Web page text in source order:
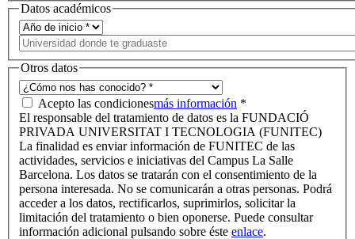
Datos académicos
Otros datos
Acepto las condicionesmás información *
El responsable del tratamiento de datos es la FUNDACIÓ
PRIVADA UNIVERSITAT I TECNOLOGIA (FUNITEC)
La finalidad es enviar información de FUNITEC de las
actividades, servicios e iniciativas del Campus La Salle
Barcelona. Los datos se tratarán con el consentimiento de la
persona interesada. No se comunicarán a otras personas. Podrá
acceder a los datos, rectificarlos, suprimirlos, solicitar la
limitación del tratamiento o bien oponerse. Puede consultar
información adicional pulsando sobre éste enlace.